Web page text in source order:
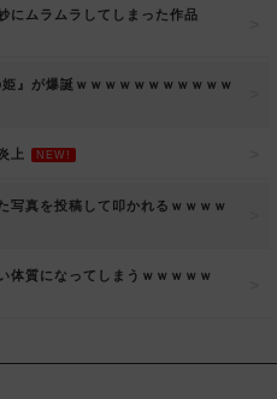
にムラムラしてしまった作品
』が爆誕ｗｗｗｗｗｗｗｗｗｗｗ
上 NEW!
写真を投稿して叩かれるｗｗｗｗ
体質になってしまうｗｗｗｗｗ